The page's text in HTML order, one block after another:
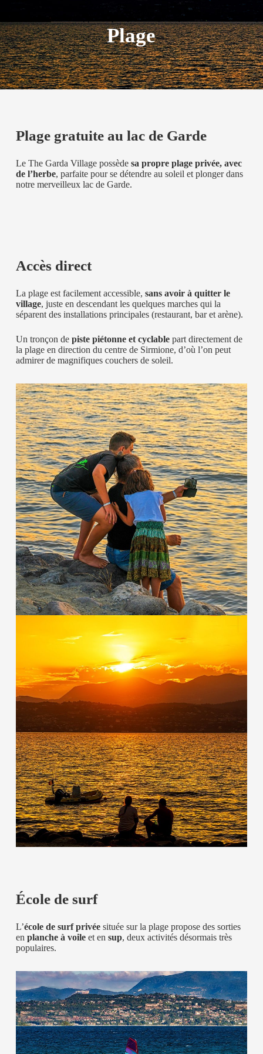
Plage
Plage gratuite au lac de Garde
Le The Garda Village possède sa propre plage privée, avec
de l’herbe, parfaite pour se détendre au soleil et plonger dans
notre merveilleux lac de Garde.
Accès direct
La plage est facilement accessible, sans avoir à quitter le
village, juste en descendant les quelques marches qui la
séparent des installations principales (restaurant, bar et arène).
Un tronçon de piste piétonne et cyclablepart directement de
la plage en direction du centre de Sirmione, d’où l’on peut
admirer de magnifiques couchers de soleil.
École de surf
L’école de surf privéesituée sur la plage propose des sorties
en planche à voileet en sup, deux activités désormais très
populaires.